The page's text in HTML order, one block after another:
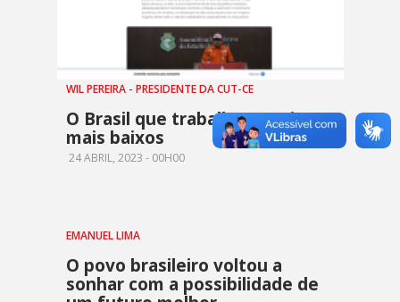
WIL PEREIRA - PRESIDENTE DA CUT-CE
O Brasil que trabalha quer juros
mais baixos
24 ABRIL, 2023 - 00H00
EMANUEL LIMA
O povo brasileiro voltou a
sonhar com a possibilidade de